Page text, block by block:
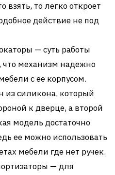
взять, то легко откроет
действие не под
— суть работы
что механизм надежно
с ее корпусом.
силикона, который
к дверце, а второй
модель достаточно
ее можно использовать
мебели где нет ручек.
— для